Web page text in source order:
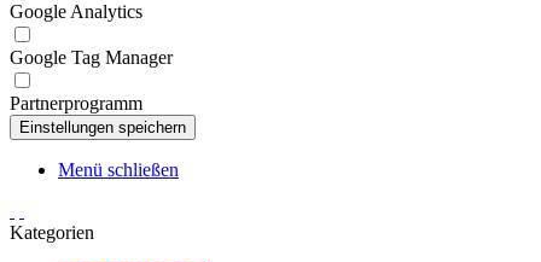
Google Analytics
Google Tag Manager
Partnerprogramm
Menü schließen
Kategorien